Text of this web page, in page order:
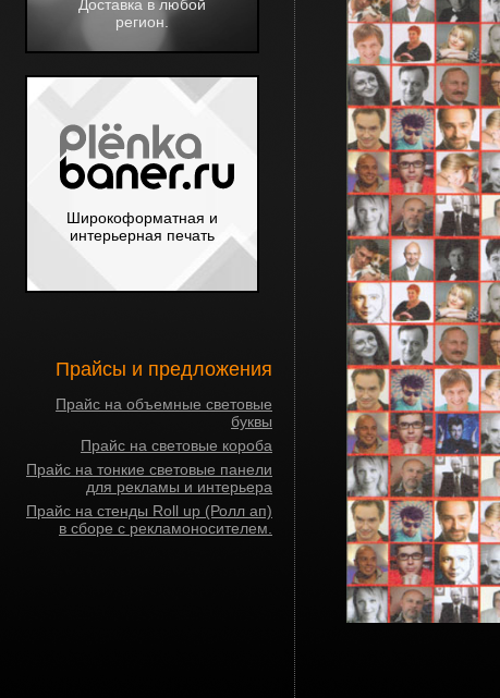
Доставка в любой
регион.
Широкоформатная и
интерьерная печать
Прайсы и предложения
Прайс на объемные световые
буквы
Прайс на световые короба
Прайс на тонкие световые панели
для рекламы и интерьера
Прайс на стенды Roll up (Ролл ап)
в сборе с рекламоносителем.